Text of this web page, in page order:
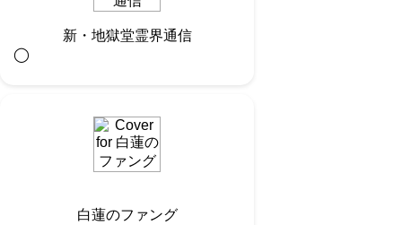
新・地獄堂霊界通信
◯︎
白蓮のファング